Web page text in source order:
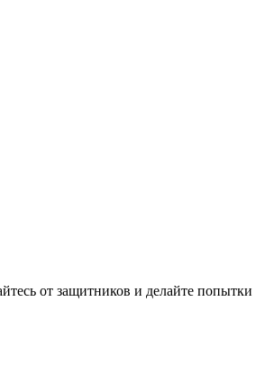
от защитников и делайте попытки